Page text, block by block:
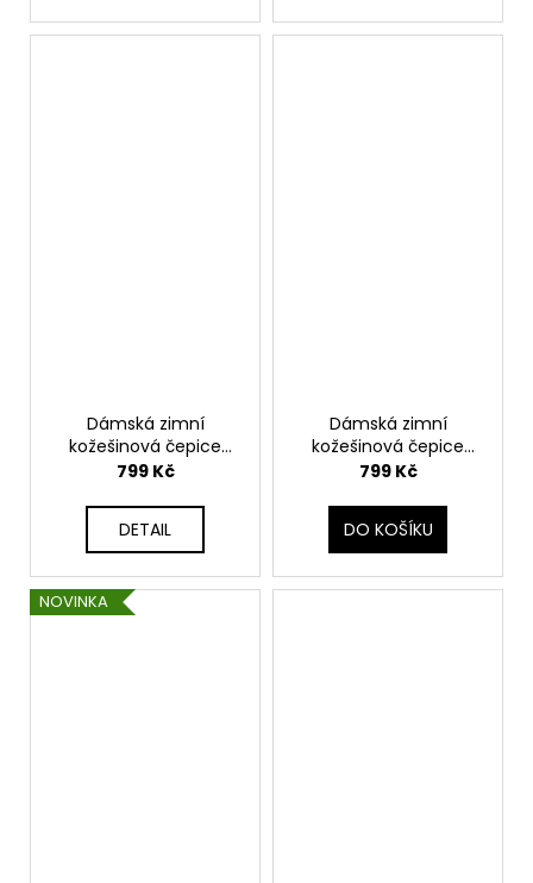
Dámská zimní
kožešinová čepice
klobouček kýblový
KARR305
799 Kč
DETAIL
Dámská zimní
kožešinová čepice
klobouček kýblový
KARR304
799 Kč
DO KOŠÍKU
NOVINKA